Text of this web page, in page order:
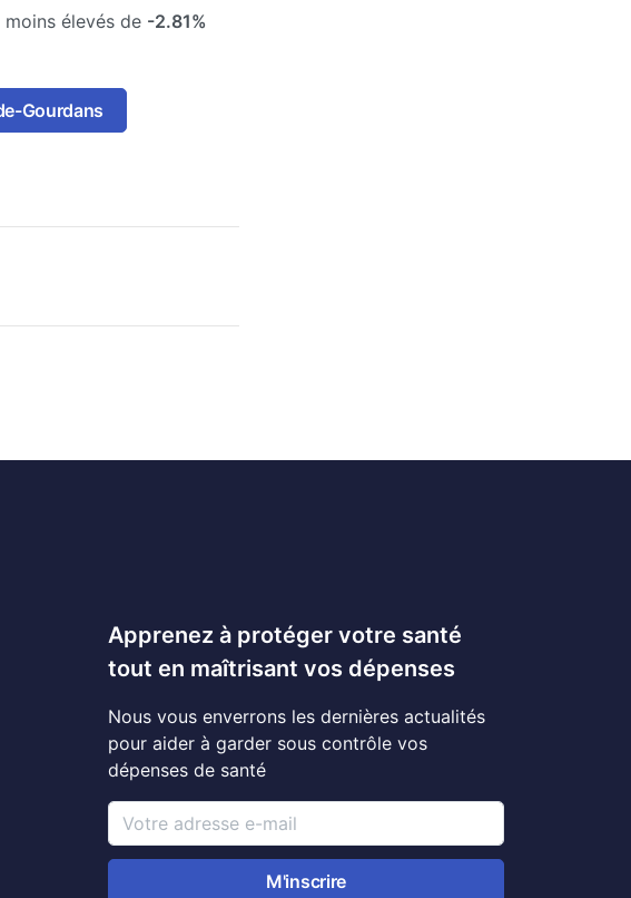
élevés de -2.81%
Gourdans
Apprenez à protéger votre santé
tout en maîtrisant vos dépenses
Nous vous enverrons les dernières actualités
pour aider à garder sous contrôle vos
dépenses de santé
M'inscrire